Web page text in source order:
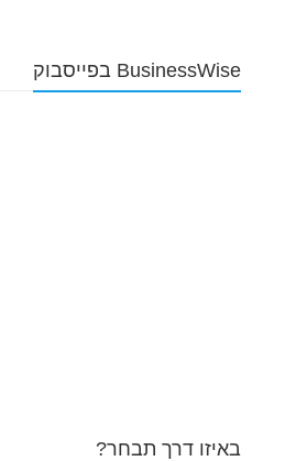
BusinessWise בפייסבוק
באיזו דרך תבחר?